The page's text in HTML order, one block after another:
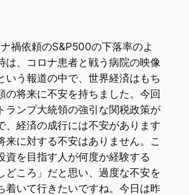
禍依頼のS&P500の下落率のよ
は、コロナ患者と戦う病院の映像
いう報道の中で、世界経済はもち
の将来に不安を持ちました。今回
ランプ大統領の強引な関税政策が
、経済の成行には不安があります
来に対する不安はありません。こ
資を目指す人が何度か経験する
どころ」だと思い、過度な不安を
着いて行きたいですね。今日は昨